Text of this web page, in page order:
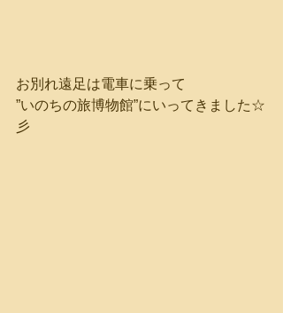
お別れ遠足は電車に乗って
”いのちの旅博物館”にいってきました☆
彡